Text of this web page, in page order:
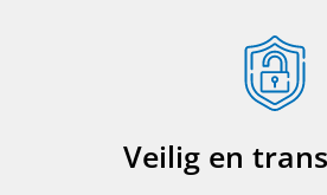
Veilig en